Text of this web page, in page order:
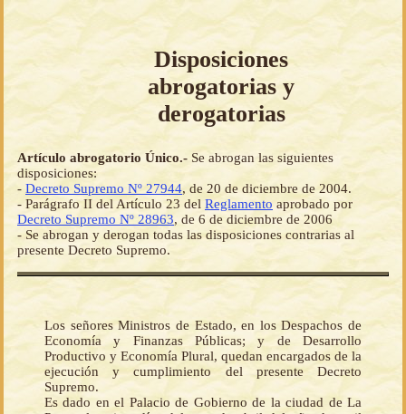
Disposiciones
abrogatorias y
derogatorias
Artículo abrogatorio Único.- Se abrogan las siguientes
disposiciones:
- Decreto Supremo Nº 27944, de 20 de diciembre de 2004.
- Parágrafo II del Artículo 23 del Reglamento aprobado por
Decreto Supremo Nº 28963, de 6 de diciembre de 2006
- Se abrogan y derogan todas las disposiciones contrarias al
presente Decreto Supremo.
Los señores Ministros de Estado, en los Despachos de
Economía y Finanzas Públicas; y de Desarrollo
Productivo y Economía Plural, quedan encargados de la
ejecución y cumplimiento del presente Decreto
Supremo.
Es dado en el Palacio de Gobierno de la ciudad de La